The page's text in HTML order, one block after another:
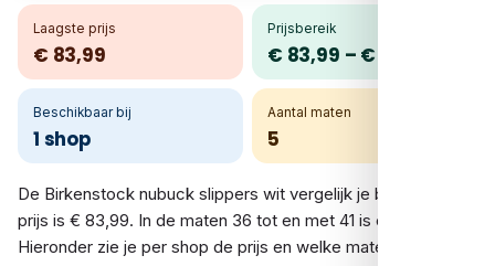
Laagste prijs
€ 83,99
Prijsbereik
€ 83,99 – € 83,99
Beschikbaar bij
1 shop
Aantal maten
5
De Birkenstock nubuck slippers wit vergelijk je bij 1 shop. De
prijs is € 83,99. In de maten 36 tot en met 41 is er voorraad.
Hieronder zie je per shop de prijs en welke maten op